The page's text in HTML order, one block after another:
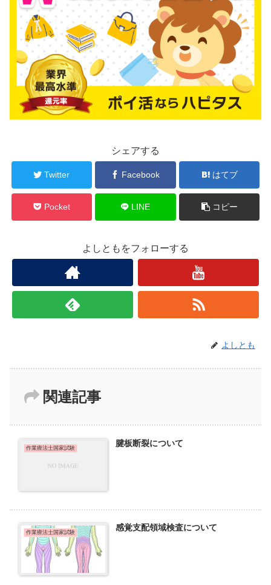
シェアする
Twitter Facebook はてブ
Pocket LINE コピー
よしともをフォローする
よしとも
関連記事
作業療法士国家試験 腱板断裂について
作業療法士国家試験 感覚支配領域検査について